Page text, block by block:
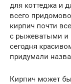
для коттеджа и
всего
кирпич почти
с рыжеватыми и
сегодня
придумали
Кирпич может